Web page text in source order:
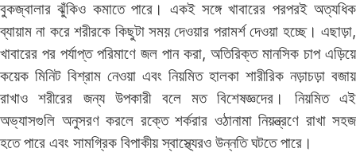
বুকজ্বালার ঝুঁকিও কমাতে পারে। একই সঙ্গে খাবারের পরপরই অত্যধিক
ব্যায়াম না করে শরীরকে কিছুটা সময় দেওয়ার পরামর্শ দেওয়া হচ্ছে। এছাড়া,
খাবারের পর পর্যাপ্ত পরিমাণে জল পান করা, অতিরিক্ত মানসিক চাপ এড়িয়ে
কয়েক মিনিট বিশ্রাম নেওয়া এবং নিয়মিত হালকা শারীরিক নড়াচড়া বজায়
রাখাও শরীরের জন্য উপকারী বলে মত বিশেষজ্ঞদের। নিয়মিত এই
অভ্যাসগুলি অনুসরণ করলে রক্তে শর্করার ওঠানামা নিয়ন্ত্রণে রাখা সহজ
হতে পারে এবং সামগ্রিক বিপাকীয় স্বাস্থ্যেরও উন্নতি ঘটতে পারে।